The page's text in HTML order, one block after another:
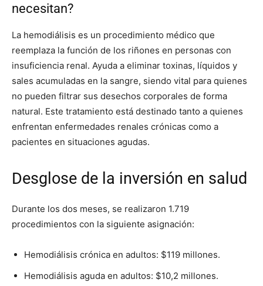
necesitan?
La hemodiálisis es un procedimiento médico que
reemplaza la función de los riñones en personas con
insuficiencia renal. Ayuda a eliminar toxinas, líquidos y
sales acumuladas en la sangre, siendo vital para quienes
no pueden filtrar sus desechos corporales de forma
natural. Este tratamiento está destinado tanto a quienes
enfrentan enfermedades renales crónicas como a
pacientes en situaciones agudas.
Desglose de la inversión en salud
Durante los dos meses, se realizaron 1.719
procedimientos con la siguiente asignación:
Hemodiálisis crónica en adultos: $119 millones.
Hemodiálisis aguda en adultos: $10,2 millones.